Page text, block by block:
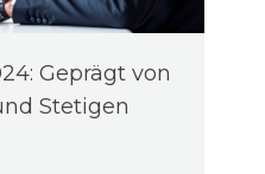
Geprägt von
Stetigen